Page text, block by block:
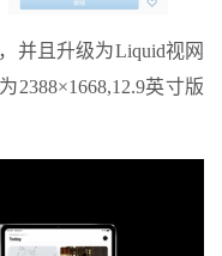
并且升级为Liquid视网
2388×1668,12.9英寸版